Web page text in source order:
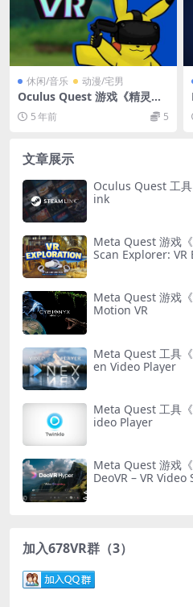
休闲/音乐 动漫/宅男
Oculus Quest 游戏《精灵宝
可梦VR/神奇宝贝VR》Poké
mon VR quest游戏下载
5 年前 5
文章展示
Oculus Quest 工
ink
Meta Quest 游戏
Scan Explorer:
Meta Quest 游戏
Motion VR
Meta Quest 工具
en Video Player
Meta Quest 工具
ideo Player
Meta Quest 游戏
DeoVR – VR
加入678VR群（3）